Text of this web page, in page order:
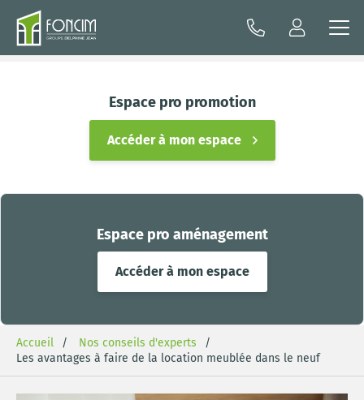
Espace pro aménagement
Accéder à mon espace
Espace pro promotion
Accéder à mon espace
Accueil
Nos conseils d'experts
Les avantages à faire de la location meublée dans le neuf